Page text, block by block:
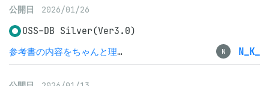
公開日 2026/01/26
OSS-DB Silver(Ver3.0)
参考書の内容をちゃんと理解すれば合格できると思います
N N_K_